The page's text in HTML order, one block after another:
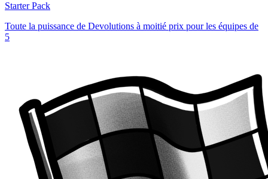
Starter Pack
Toute la puissance de Devolutions à moitié prix pour les équipes de
5